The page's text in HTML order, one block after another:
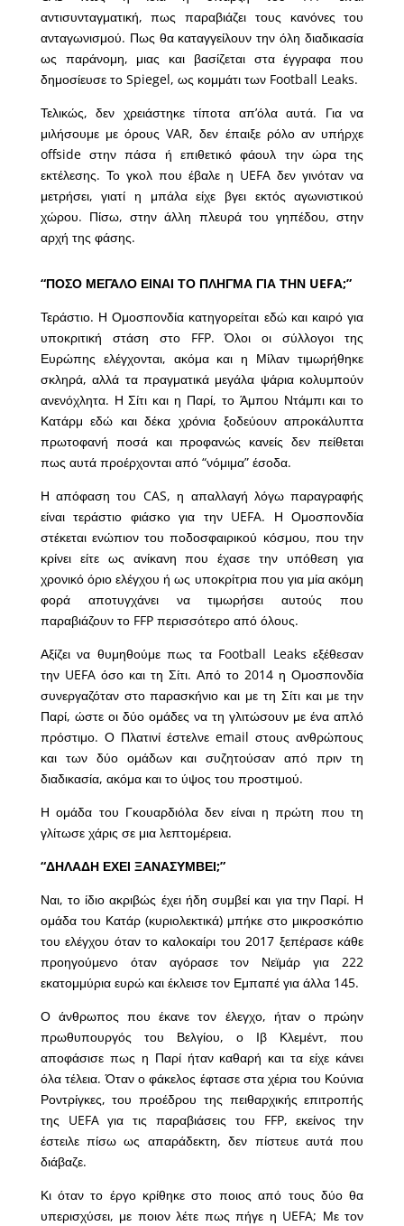
αντισυνταγματική, πως παραβιάζει τους κανόνες του
ανταγωνισμού. Πως θα καταγγείλουν την όλη διαδικασία
ως παράνομη, μιας και βασίζεται στα έγγραφα που
δημοσίευσε το Spiegel, ως κομμάτι των Football Leaks.
Τελικώς, δεν χρειάστηκε τίποτα απ’όλα αυτά. Για να
μιλήσουμε με όρους VAR, δεν έπαιξε ρόλο αν υπήρχε
offside στην πάσα ή επιθετικό φάουλ την ώρα της
εκτέλεσης. Το γκολ που έβαλε η UEFA δεν γινόταν να
μετρήσει, γιατί η μπάλα είχε βγει εκτός αγωνιστικού
χώρου. Πίσω, στην άλλη πλευρά του γηπέδου, στην
αρχή της φάσης.
“ΠΟΣΟ ΜΕΓΑΛΟ ΕΙΝΑΙ ΤΟ ΠΛΗΓΜΑ ΓΙΑ ΤΗΝ UEFA;”
Τεράστιο. Η Ομοσπονδία κατηγορείται εδώ και καιρό για
υποκριτική στάση στο FFP. Όλοι οι σύλλογοι της
Ευρώπης ελέγχονται, ακόμα και η Μίλαν τιμωρήθηκε
σκληρά, αλλά τα πραγματικά μεγάλα ψάρια κολυμπούν
ανενόχλητα. Η Σίτι και η Παρί, το Άμπου Ντάμπι και το
Κατάρμ εδώ και δέκα χρόνια ξοδεύουν απροκάλυπτα
πρωτοφανή ποσά και προφανώς κανείς δεν πείθεται
πως αυτά προέρχονται από “νόμιμα” έσοδα.
Η απόφαση του CAS, η απαλλαγή λόγω παραγραφής
είναι τεράστιο φιάσκο για την UEFA. Η Ομοσπονδία
στέκεται ενώπιον του ποδοσφαιρικού κόσμου, που την
κρίνει είτε ως ανίκανη που έχασε την υπόθεση για
χρονικό όριο ελέγχου ή ως υποκρίτρια που για μία ακόμη
φορά αποτυγχάνει να τιμωρήσει αυτούς που
παραβιάζουν το FFP περισσότερο από όλους.
Αξίζει να θυμηθούμε πως τα Football Leaks εξέθεσαν
την UEFA όσο και τη Σίτι. Από το 2014 η Ομοσπονδία
συνεργαζόταν στο παρασκήνιο και με τη Σίτι και με την
Παρί, ώστε οι δύο ομάδες να τη γλιτώσουν με ένα απλό
πρόστιμο. Ο Πλατινί έστελνε email στους ανθρώπους
και των δύο ομάδων και συζητούσαν από πριν τη
διαδικασία, ακόμα και το ύψος του προστιμού.
Η ομάδα του Γκουαρδιόλα δεν είναι η πρώτη που τη
γλίτωσε χάρις σε μια λεπτομέρεια.
“ΔΗΛΑΔΗ ΕΧΕΙ ΞΑΝΑΣΥΜΒΕΙ;”
Ναι, το ίδιο ακριβώς έχει ήδη συμβεί και για την Παρί. Η
ομάδα του Κατάρ (κυριολεκτικά) μπήκε στο μικροσκόπιο
του ελέγχου όταν το καλοκαίρι του 2017 ξεπέρασε κάθε
προηγούμενο όταν αγόρασε τον Νεϊμάρ για 222
εκατομμύρια ευρώ και έκλεισε τον Εμπαπέ για άλλα 145.
Ο άνθρωπος που έκανε τον έλεγχο, ήταν ο πρώην
πρωθυπουργός του Βελγίου, ο Ιβ Κλεμέντ, που
αποφάσισε πως η Παρί ήταν καθαρή και τα είχε κάνει
όλα τέλεια. Όταν ο φάκελος έφτασε στα χέρια του Κούνια
Ροντρίγκες, του προέδρου της πειθαρχικής επιτροπής
της UEFA για τις παραβιάσεις του FFP, εκείνος την
έστειλε πίσω ως απαράδεκτη, δεν πίστευε αυτά που
διάβαζε.
Κι όταν το έργο κρίθηκε στο ποιος από τους δύο θα
υπερισχύσει, με ποιον λέτε πως πήγε η UEFA; Με τον